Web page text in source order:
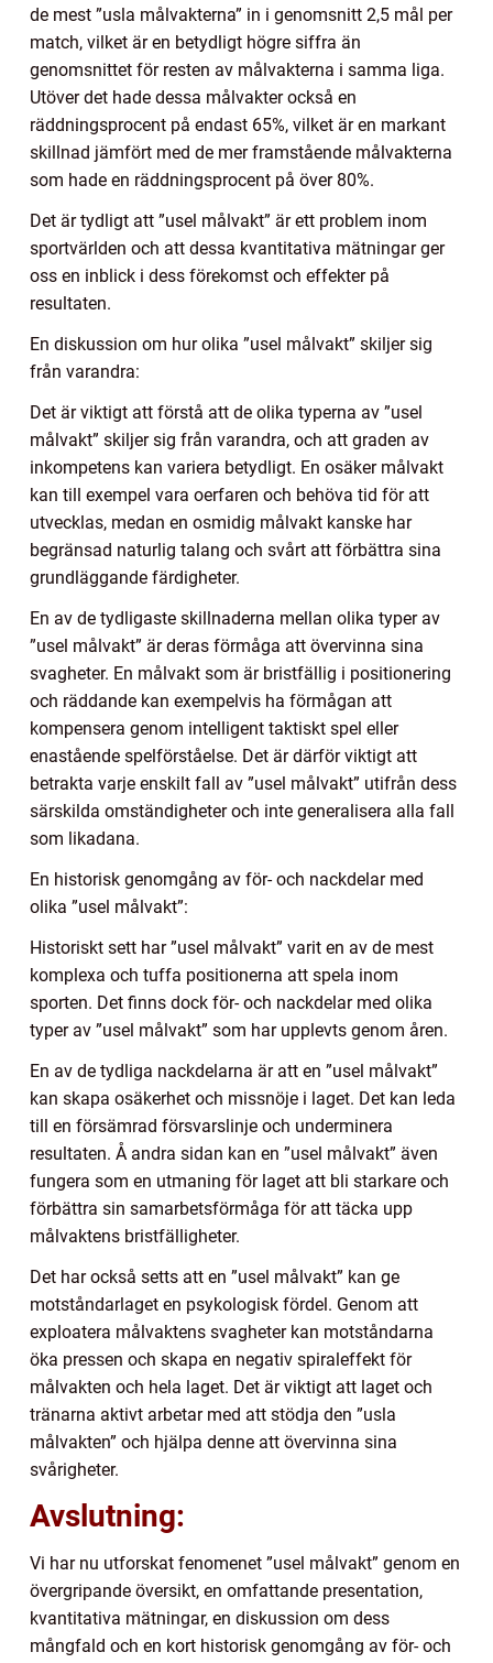
de mest ”usla målvakterna” in i genomsnitt 2,5 mål per
match, vilket är en betydligt högre siffra än
genomsnittet för resten av målvakterna i samma liga.
Utöver det hade dessa målvakter också en
räddningsprocent på endast 65%, vilket är en markant
skillnad jämfört med de mer framstående målvakterna
som hade en räddningsprocent på över 80%.
Det är tydligt att ”usel målvakt” är ett problem inom
sportvärlden och att dessa kvantitativa mätningar ger
oss en inblick i dess förekomst och effekter på
resultaten.
En diskussion om hur olika ”usel målvakt” skiljer sig
från varandra:
Det är viktigt att förstå att de olika typerna av ”usel
målvakt” skiljer sig från varandra, och att graden av
inkompetens kan variera betydligt. En osäker målvakt
kan till exempel vara oerfaren och behöva tid för att
utvecklas, medan en osmidig målvakt kanske har
begränsad naturlig talang och svårt att förbättra sina
grundläggande färdigheter.
En av de tydligaste skillnaderna mellan olika typer av
”usel målvakt” är deras förmåga att övervinna sina
svagheter. En målvakt som är bristfällig i positionering
och räddande kan exempelvis ha förmågan att
kompensera genom intelligent taktiskt spel eller
enastående spelförståelse. Det är därför viktigt att
betrakta varje enskilt fall av ”usel målvakt” utifrån dess
särskilda omständigheter och inte generalisera alla fall
som likadana.
En historisk genomgång av för- och nackdelar med
olika ”usel målvakt”:
Historiskt sett har ”usel målvakt” varit en av de mest
komplexa och tuffa positionerna att spela inom
sporten. Det finns dock för- och nackdelar med olika
typer av ”usel målvakt” som har upplevts genom åren.
En av de tydliga nackdelarna är att en ”usel målvakt”
kan skapa osäkerhet och missnöje i laget. Det kan leda
till en försämrad försvarslinje och underminera
resultaten. Å andra sidan kan en ”usel målvakt” även
fungera som en utmaning för laget att bli starkare och
förbättra sin samarbetsförmåga för att täcka upp
målvaktens bristfälligheter.
Det har också setts att en ”usel målvakt” kan ge
motståndarlaget en psykologisk fördel. Genom att
exploatera målvaktens svagheter kan motståndarna
öka pressen och skapa en negativ spiraleffekt för
målvakten och hela laget. Det är viktigt att laget och
tränarna aktivt arbetar med att stödja den ”usla
målvakten” och hjälpa denne att övervinna sina
svårigheter.
Avslutning:
Vi har nu utforskat fenomenet ”usel målvakt” genom en
övergripande översikt, en omfattande presentation,
kvantitativa mätningar, en diskussion om dess
mångfald och en kort historisk genomgång av för- och